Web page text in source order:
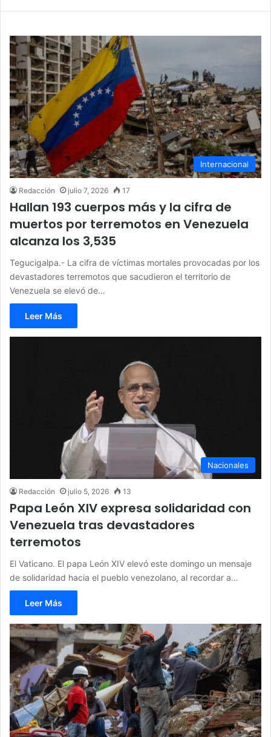
Internacional
Redacción julio 7, 2026 17
Hallan 193 cuerpos más y la cifra de
muertos por terremotos en Venezuela
alcanza los 3,535
Tegucigalpa.- La cifra de víctimas mortales provocadas por los
devastadores terremotos que sacudieron el territorio de
Venezuela se elevó de…
Leer Más
Nacionales
Redacción julio 5, 2026 13
Papa León XIV expresa solidaridad con
Venezuela tras devastadores
terremotos
El Vaticano. El papa León XIV elevó este domingo un mensaje
de solidaridad hacia el pueblo venezolano, al recordar a…
Leer Más